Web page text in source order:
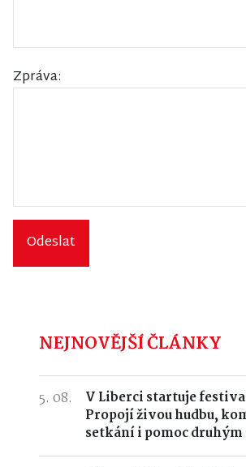
Zpráva:
Odeslat
NEJNOVĚJŠÍ ČLÁNKY
5. 08.
V Liberci startuje
Propojí živou hudbu,
setkání i pomoc druhým